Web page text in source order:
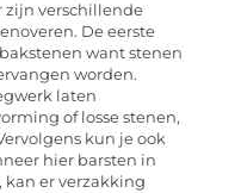
zijn verschillende
De eerste
want stenen
worden.
laten
of losse stenen,
kun je ook
hier barsten in
kan er verzakking